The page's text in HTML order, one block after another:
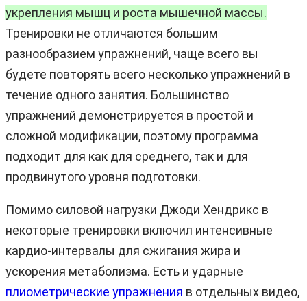
укрепления мышц и роста мышечной массы.
Тренировки не отличаются большим
разнообразием упражнений, чаще всего вы
будете повторять всего несколько упражнений в
течение одного занятия. Большинство
упражнений демонстрируется в простой и
сложной модификации, поэтому программа
подходит для как для среднего, так и для
продвинутого уровня подготовки.
Помимо силовой нагрузки Джоди Хендрикс в
некоторые тренировки включил интенсивные
кардио-интервалы для сжигания жира и
ускорения метаболизма. Есть и ударные
плиометрические упражнения в отдельных видео,